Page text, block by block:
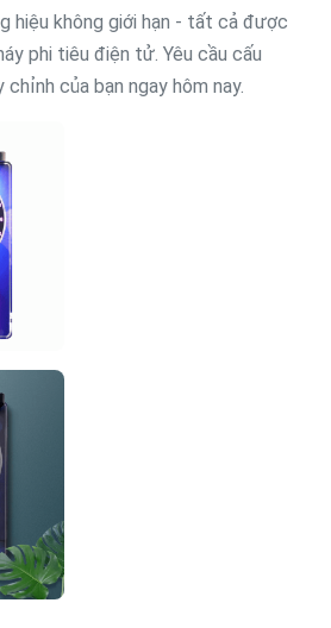
hiệu không giới hạn - tất cả được
phi tiêu điện tử. Yêu cầu cấu
của bạn ngay hôm nay.